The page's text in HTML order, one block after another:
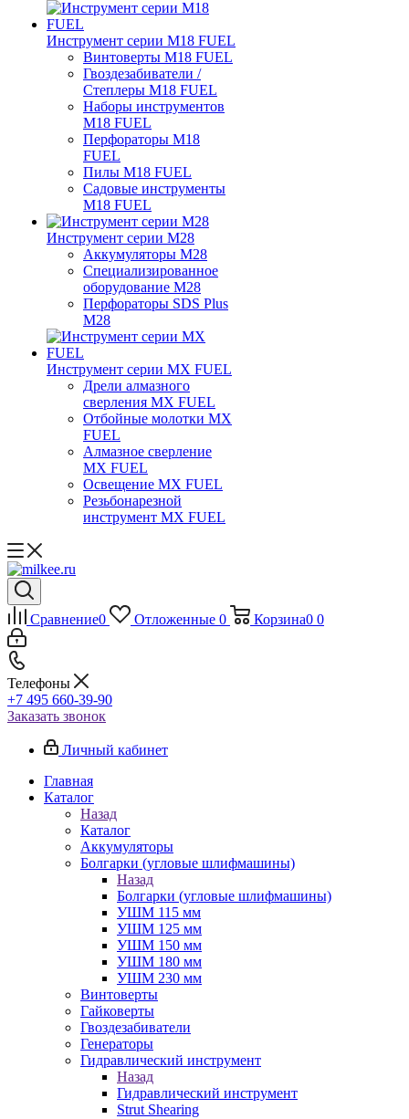
Инструмент серии M18 FUEL
Винтоверты M18 FUEL
Гвоздезабиватели /
Степлеры M18 FUEL
Наборы инструментов
M18 FUEL
Перфораторы M18
FUEL
Пилы M18 FUEL
Садовые инструменты
M18 FUEL
Инструмент серии M28
Аккумуляторы M28
Специализированное
оборудование M28
Перфораторы SDS Plus
M28
Инструмент серии MX FUEL
Дрели алмазного
сверления MX FUEL
Отбойные молотки MX
FUEL
Алмазное сверление
MX FUEL
Освещение MX FUEL
Резьбонарезной
инструмент MX FUEL
Сравнение0 Отложенные 0 Корзина0 0
Телефоны
+7 495 660-39-90
Заказать звонок
Личный кабинет
Главная
Каталог
Назад
Каталог
Аккумуляторы
Болгарки (угловые шлифмашины)
Назад
Болгарки (угловые шлифмашины)
УШМ 115 мм
УШМ 125 мм
УШМ 150 мм
УШМ 180 мм
УШМ 230 мм
Винтоверты
Гайковерты
Гвоздезабиватели
Генераторы
Гидравлический инструмент
Назад
Гидравлический инструмент
Strut Shearing